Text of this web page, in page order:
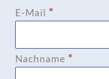
E-Mail *
Nachname *